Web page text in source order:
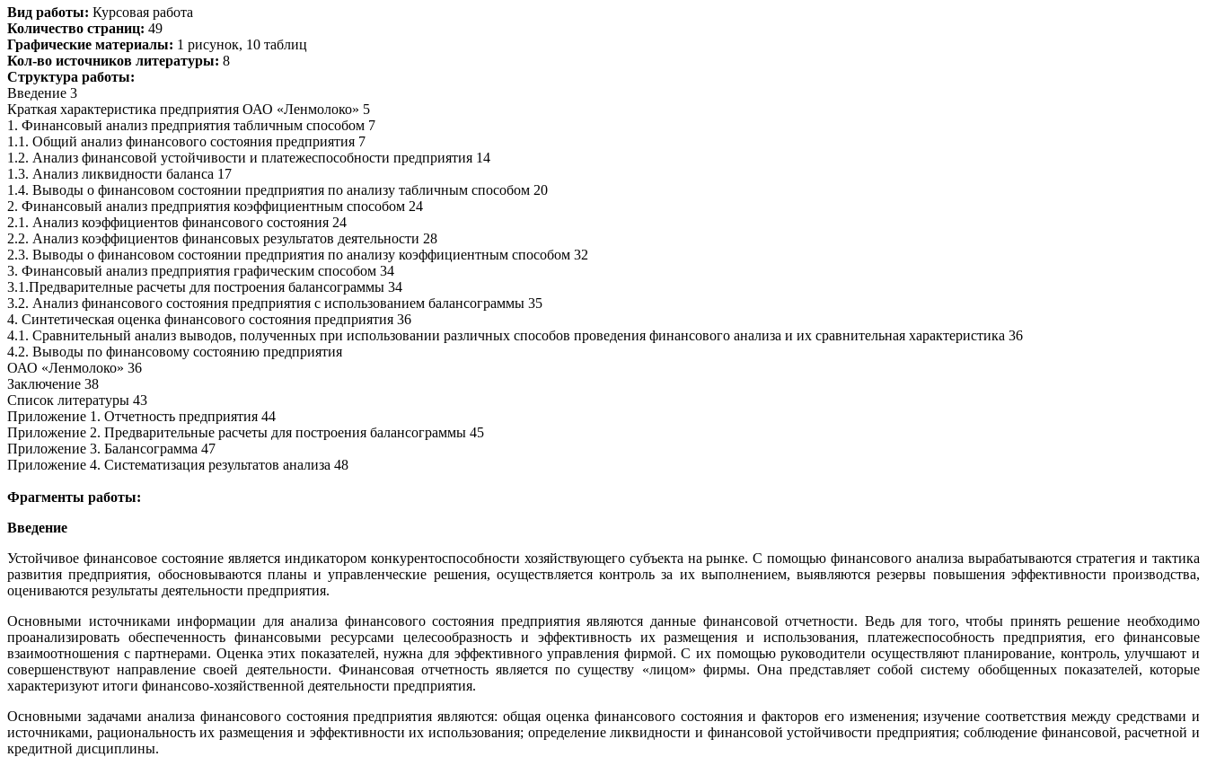
Вид работы: Курсовая работа
Количество страниц: 49
Графические материалы: 1 рисунок, 10 таблиц
Кол-во источников литературы: 8
Структура работы:
Введение 3
Краткая характеристика предприятия ОАО «Ленмолоко» 5
1. Финансовый анализ предприятия табличным способом 7
1.1. Общий анализ финансового состояния предприятия 7
1.2. Анализ финансовой устойчивости и платежеспособности предприятия 14
1.3. Анализ ликвидности баланса 17
1.4. Выводы о финансовом состоянии предприятия по анализу табличным способом 20
2. Финансовый анализ предприятия коэффициентным способом 24
2.1. Анализ коэффициентов финансового состояния 24
2.2. Анализ коэффициентов финансовых результатов деятельности 28
2.3. Выводы о финансовом состоянии предприятия по анализу коэффициентным способом 32
3. Финансовый анализ предприятия графическим способом 34
3.1.Предварителные расчеты для построения балансограммы 34
3.2. Анализ финансового состояния предприятия с использованием балансограммы 35
4. Синтетическая оценка финансового состояния предприятия 36
4.1. Сравнительный анализ выводов, полученных при использовании различных способов проведения финансового анализа и их сравнительная характеристика 36
4.2. Выводы по финансовому состоянию предприятия
ОАО «Ленмолоко» 36
Заключение 38
Список литературы 43
Приложение 1. Отчетность предприятия 44
Приложение 2. Предварительные расчеты для построения балансограммы 45
Приложение 3. Балансограмма 47
Приложение 4. Систематизация результатов анализа 48
Фрагменты работы:
Введение
Устойчивое финансовое состояние является индикатором конкурентоспособности хозяйствующего субъекта на рынке. С помощью финансового анализа вырабатываются стратегия и тактика
развития предприятия, обосновываются планы и управленческие решения, осуществляется контроль за их выполнением, выявляются резервы повышения эффективности производства,
оцениваются результаты деятельности предприятия.
Основными источниками информации для анализа финансового состояния предприятия являются данные финансовой отчетности. Ведь для того, чтобы принять решение необходимо
проанализировать обеспеченность финансовыми ресурсами целесообразность и эффективность их размещения и использования, платежеспособность предприятия, его финансовые
взаимоотношения с партнерами. Оценка этих показателей, нужна для эффективного управления фирмой. С их помощью руководители осуществляют планирование, контроль, улучшают и
совершенствуют направление своей деятельности. Финансовая отчетность является по существу «лицом» фирмы. Она представляет собой систему обобщенных показателей, которые
характеризуют итоги финансово-хозяйственной деятельности предприятия.
Основными задачами анализа финансового состояния предприятия являются: общая оценка финансового состояния и факторов его изменения; изучение соответствия между средствами и
источниками, рациональность их размещения и эффективности их использования; определение ликвидности и финансовой устойчивости предприятия; соблюдение финансовой, расчетной и
кредитной дисциплины.